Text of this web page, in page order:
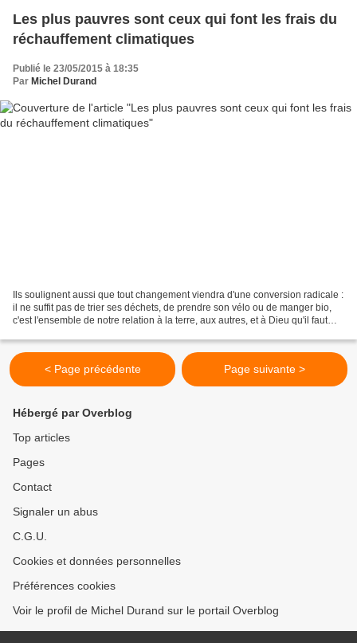
Les plus pauvres sont ceux qui font les frais du
réchauffement climatiques
Publié le 23/05/2015 à 18:35
Par Michel Durand
Ils soulignent aussi que tout changement viendra d'une conversion radicale :
il ne suffit pas de trier ses déchets, de prendre son vélo ou de manger bio,
c'est l'ensemble de notre relation à la terre, aux autres, et à Dieu qu'il faut
< Page précédente Page suivante >
Hébergé par Overblog
Top articles
Pages
Contact
Signaler un abus
C.G.U.
Cookies et données personnelles
Préférences cookies
Voir le profil de Michel Durand sur le portail Overblog